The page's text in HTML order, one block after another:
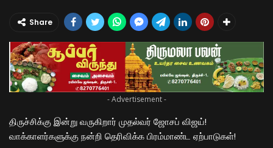
Share
- Advertisement -
​திருச்சிக்கு இன்று வருகிறார் முதல்வர் ஜோசப் விஜய்!
வாக்காளர்களுக்கு நன்றி தெரிவிக்க பிரம்மாண்ட ஏற்பாடுகள்!